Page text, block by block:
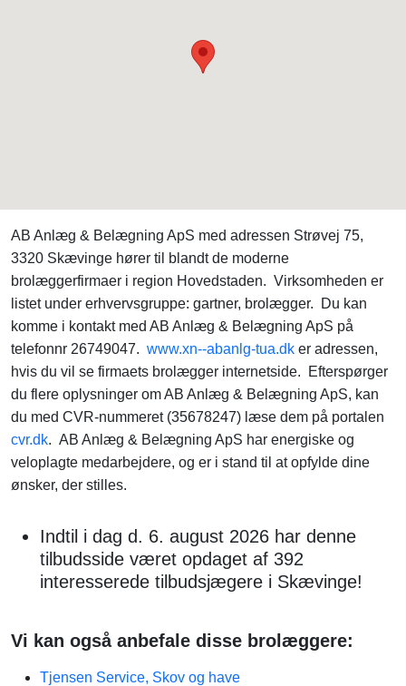
AB Anlæg & Belægning ApS med adressen Strøvej 75,
3320 Skævinge hører til blandt de moderne
brolæggerfirmaer i region Hovedstaden. Virksomheden er
listet under erhvervsgruppe: gartner, brolægger. Du kan
komme i kontakt med AB Anlæg & Belægning ApS på
telefonnr 26749047. www.xn--abanlg-tua.dk er adressen,
hvis du vil se firmaets brolægger internetside. Efterspørger
du flere oplysninger om AB Anlæg & Belægning ApS, kan
du med CVR-nummeret (35678247) læse dem på portalen
cvr.dk. AB Anlæg & Belægning ApS har energiske og
veloplagte medarbejdere, og er i stand til at opfylde dine
ønsker, der stilles.
Indtil i dag d. 6. august 2026 har denne
tilbudsside været opdaget af 392
interesserede tilbudsjægere i Skævinge!
Vi kan også anbefale disse brolæggere:
Tjensen Service, Skov og have